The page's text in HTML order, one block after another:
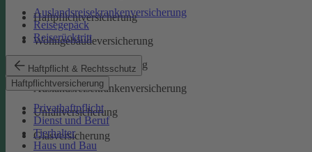
Auslandsreisekrankenversicherung
Reisegepäck
Reiserücktritt
Haftpflicht & Rechtsschutz
Haftpflichtversicherung
Privathaftpflicht
Dienst und Beruf
Tierhalter
Haus und Bau
Haftpflichtversicherung
Wohngebäudeversicherung
Rechtsschutzversicherung
Auslandsreisekrankenversicherung
Unfallversicherung
Glasversicherung